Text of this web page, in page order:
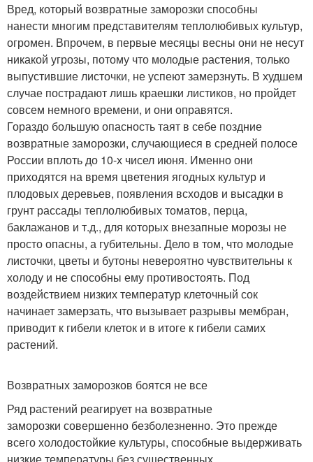
Вред, который возвратные заморозки способны
нанести многим представителям теплолюбивых культур,
огромен. Впрочем, в первые месяцы весны они не несут
никакой угрозы, потому что молодые растения, только
выпустившие листочки, не успеют замерзнуть. В худшем
случае пострадают лишь краешки листиков, но пройдет
совсем немного времени, и они оправятся.
Гораздо большую опасность таят в себе поздние
возвратные заморозки, случающиеся в средней полосе
России вплоть до 10-х чисел июня. Именно они
приходятся на время цветения ягодных культур и
плодовых деревьев, появления всходов и высадки в
грунт рассады теплолюбивых томатов, перца,
баклажанов и т.д., для которых внезапные морозы не
просто опасны, а губительны. Дело в том, что молодые
листочки, цветы и бутоны невероятно чувствительны к
холоду и не способны ему противостоять. Под
воздействием низких температур клеточный сок
начинает замерзать, что вызывает разрывы мембран,
приводит к гибели клеток и в итоге к гибели самих
растений.
Возвратных заморозков боятся не все
Ряд растений реагирует на возвратные
заморозки совершенно безболезненно. Это прежде
всего холодостойкие культуры, способные выдерживать